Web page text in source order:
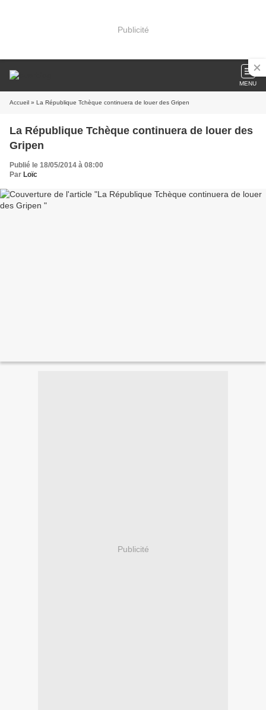
Publicité
MENU
Accueil » La République Tchèque continuera de louer des Gripen
La République Tchèque continuera de louer des
Gripen
Publié le 18/05/2014 à 08:00
Par Loïc
Publicité